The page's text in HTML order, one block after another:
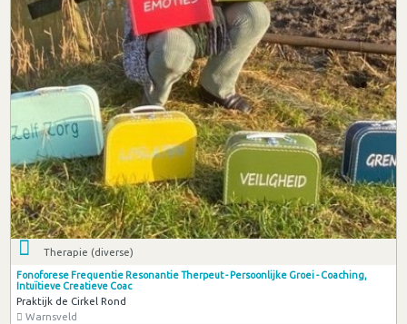
Therapie (diverse)
Fonoforese Frequentie Resonantie Therpeut - Persoonlijke Groei - Coaching,
Intuïtieve Creatieve Coac
Praktijk de Cirkel Rond
Warnsveld